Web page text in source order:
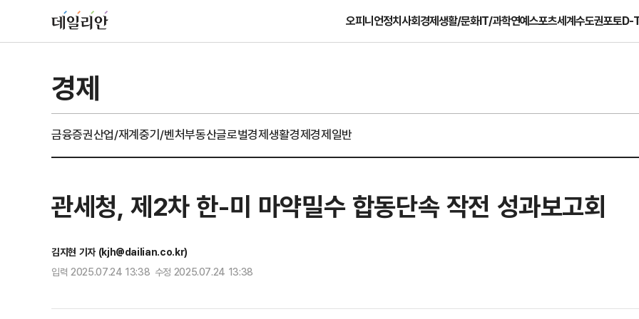
오피니언정치사회경제생활/문화IT/과학연예스포츠세계수도권포토D-
경제
금융증권산업/재계중기/벤처부동산글로벌경제생활경제경제일반
관세청, 제2차 한-미 마약밀수 합동단속 작전 성과보고회
김지현 기자 (kjh@dailian.co.kr)
입력 2025.07.24 13:38 수정 2025.07.24 13:38